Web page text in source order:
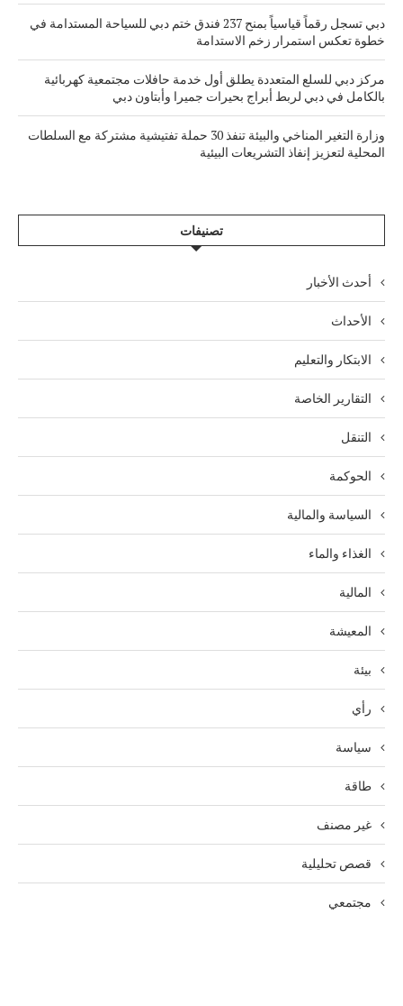
دبي تسجل رقماً قياسياً بمنح 237 فندق ختم دبي للسياحة المستدامة في
خطوة تعكس استمرار زخم الاستدامة
مركز دبي للسلع المتعددة يطلق أول خدمة حافلات مجتمعية كهربائية
بالكامل في دبي لربط أبراج بحيرات جميرا وأبتاون دبي
وزارة التغير المناخي والبيئة تنفذ 30 حملة تفتيشية مشتركة مع السلطات
المحلية لتعزيز إنفاذ التشريعات البيئية
تصنيفات
أحدث الأخبار
الأحداث
الابتكار والتعليم
التقارير الخاصة
التنقل
الحوكمة
السياسة والمالية
الغذاء والماء
المالية
المعيشة
بيئة
رأي
سياسة
طاقة
غير مصنف
قصص تحليلية
مجتمعي